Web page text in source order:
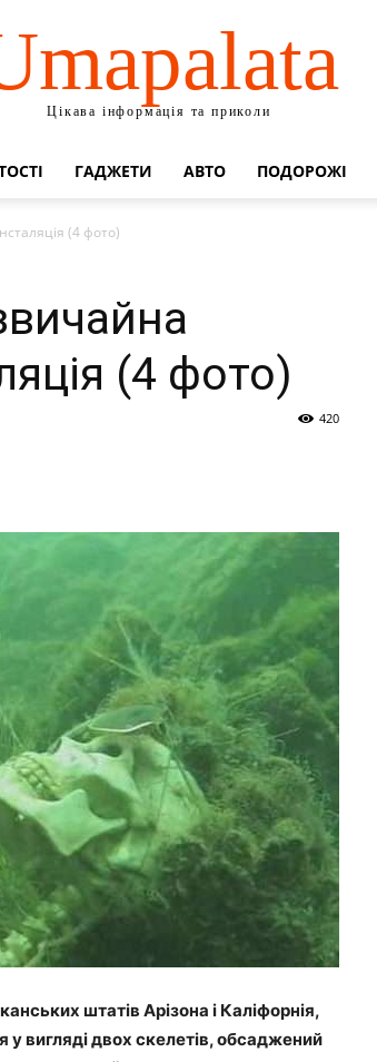
Цікава інформація та приколи
ГАДЖЕТИ АВТО ПОДОРОЖІ
(4 фото)
(4 фото)
420
штатів Арізона і Каліфорнія,
у вигляді двох скелетів, обсаджений